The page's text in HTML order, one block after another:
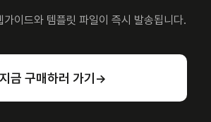
이드와 템플릿 파일이 즉시 발송됩니다.
지금 구매하러 가기 →